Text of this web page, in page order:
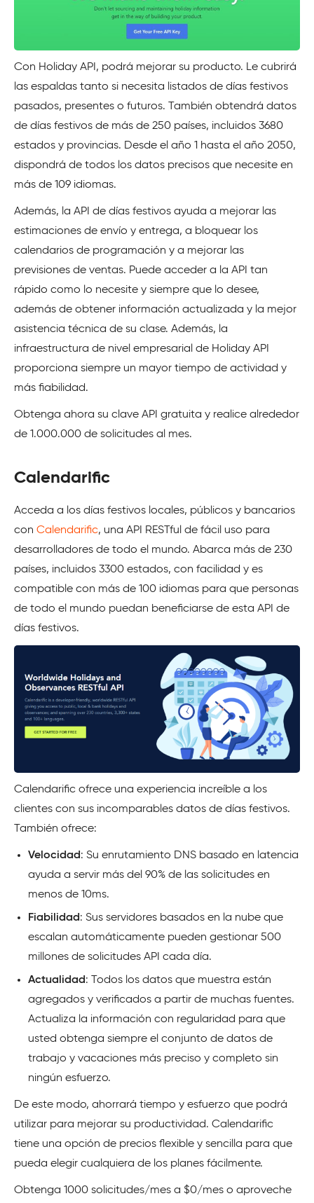
Con Holiday API, podrá mejorar su producto. Le cubrirá
las espaldas tanto si necesita listados de días festivos
pasados, presentes o futuros. También obtendrá datos
de días festivos de más de 250 países, incluidos 3680
estados y provincias. Desde el año 1 hasta el año 2050,
dispondrá de todos los datos precisos que necesite en
más de 109 idiomas.
Además, la API de días festivos ayuda a mejorar las
estimaciones de envío y entrega, a bloquear los
calendarios de programación y a mejorar las
previsiones de ventas. Puede acceder a la API tan
rápido como lo necesite y siempre que lo desee,
además de obtener información actualizada y la mejor
asistencia técnica de su clase. Además, la
infraestructura de nivel empresarial de Holiday API
proporciona siempre un mayor tiempo de actividad y
más fiabilidad.
Obtenga ahora su clave API gratuita y realice alrededor
de 1.000.000 de solicitudes al mes.
Calendarific
Acceda a los días festivos locales, públicos y bancarios
con Calendarific, una API RESTful de fácil uso para
desarrolladores de todo el mundo. Abarca más de 230
países, incluidos 3300 estados, con facilidad y es
compatible con más de 100 idiomas para que personas
de todo el mundo puedan beneficiarse de esta API de
días festivos.
Calendarific ofrece una experiencia increíble a los
clientes con sus incomparables datos de días festivos.
También ofrece:
Velocidad: Su enrutamiento DNS basado en latencia
ayuda a servir más del 90% de las solicitudes en
menos de 10ms.
Fiabilidad: Sus servidores basados en la nube que
escalan automáticamente pueden gestionar 500
millones de solicitudes API cada día.
Actualidad: Todos los datos que muestra están
agregados y verificados a partir de muchas fuentes.
Actualiza la información con regularidad para que
usted obtenga siempre el conjunto de datos de
trabajo y vacaciones más preciso y completo sin
ningún esfuerzo.
De este modo, ahorrará tiempo y esfuerzo que podrá
utilizar para mejorar su productividad. Calendarific
tiene una opción de precios flexible y sencilla para que
pueda elegir cualquiera de los planes fácilmente.
Obtenga 1000 solicitudes/mes a $0/mes o aproveche